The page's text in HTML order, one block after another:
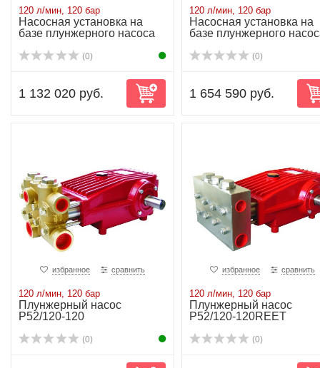
120 л/мин, 120 бар
Насосная установка на
базе плунжерного насоса
(0)
1 132 020 руб.
120 л/мин, 120 бар
Насосная установка на
базе плунжерного
(0)
1 654 590 руб.
избранное сравнить
120 л/мин, 120 бар
Плунжерный насос
P52/120-120
(0)
избранное сравнить
120 л/мин, 120 бар
Плунжерный насос
P52/120-120REET
(0)